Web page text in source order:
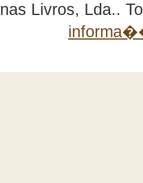
Livros, Lda..